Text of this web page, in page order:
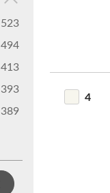
523
494
413
393
389
4